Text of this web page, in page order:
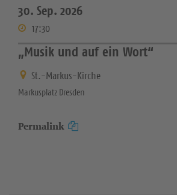
30. Sep. 2026
17:30
„Musik und auf ein Wort“
St.-Markus-Kirche
Markusplatz Dresden
Permalink